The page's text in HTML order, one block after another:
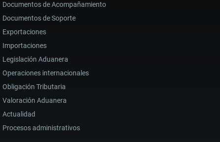
Documentos de Acompañamiento
Documentos de Soporte
Exportaciones
Importaciones
Legislación Aduanera
Operaciones internacionales
Obligación Tributaria
Valoración Aduanera
Actualidad
Procesos administrativos